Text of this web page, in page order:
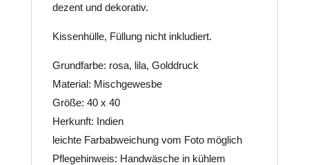
dezent und dekorativ.
Kissenhülle, Füllung nicht inkludiert.
Grundfarbe: rosa, lila, Golddruck
Material: Mischgewesbe
Größe: 40 x 40
Herkunft: Indien
leichte Farbabweichung vom Foto möglich
Pflegehinweis: Handwäsche in kühlem